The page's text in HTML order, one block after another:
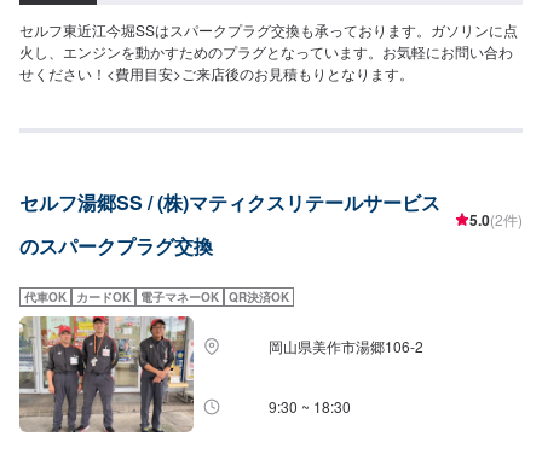
セルフ東近江今堀SSはスパークプラグ交換も承っております。ガソリンに点
火し、エンジンを動かすためのプラグとなっています。お気軽にお問い合わ
せください！<費用目安>ご来店後のお見積もりとなります。
セルフ湯郷SS / (株)マティクスリテールサービス
のスパークプラグ交換
5.0(2件)
代車OK カードOK 電子マネーOK QR決済OK
岡山県美作市湯郷106-2
9:30 ~ 18:30